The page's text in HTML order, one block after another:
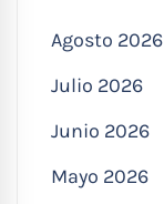
Agosto 2026
Julio 2026
Junio 2026
Mayo 2026